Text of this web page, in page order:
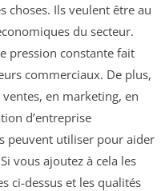
choses. Ils veulent être au
du secteur.
pression constante fait
commerciaux. De plus,
en marketing, en
d’entreprise
peuvent utiliser pour aider
vous ajoutez à cela les
ci-dessus et les qualités